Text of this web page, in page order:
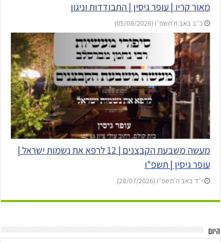
מאור קריו | עופר גיסין | התבודדות וניגון
כ״ב באב ה׳תשפ״ו (05/08/2026)
מעשה משבעת הקבצנים | 12 לרפא את נשמות ישראל |
עופר גיסין | תשפ"ו
י״ד באב ה׳תשפ״ו (28/07/2026)
היום